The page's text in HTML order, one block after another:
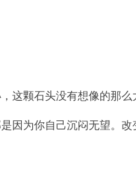
颗石头没有想像的那么
为你自己沉闷无望。改